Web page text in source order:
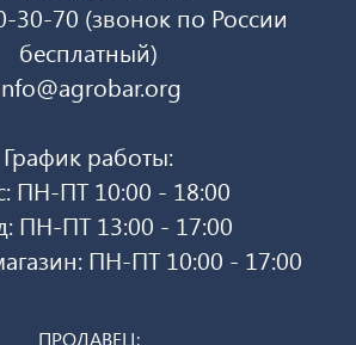
30-70 (звонок по России
бесплатный)
График работы:
ПН-ПТ 10:00 - 18:00
ПН-ПТ 13:00 - 17:00
ПН-ПТ 10:00 - 17:00
ПРОДАВЕЦ: